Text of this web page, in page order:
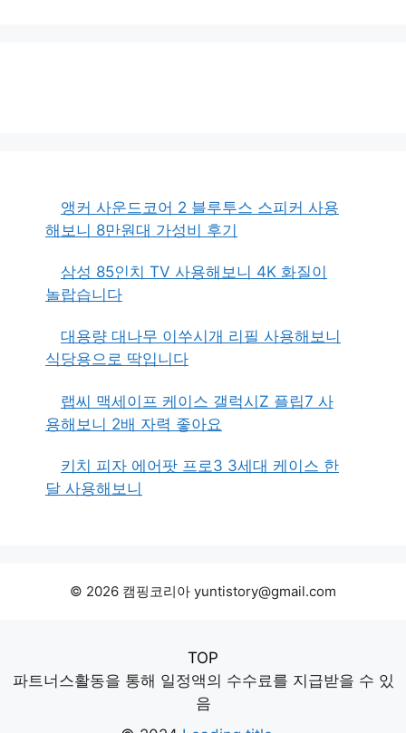
앵커 사운드코어 2 블루투스 스피커 사용
해보니 8만원대 가성비 후기
삼성 85인치 TV 사용해보니 4K 화질이
놀랍습니다
대용량 대나무 이쑤시개 리필 사용해보니
식당용으로 딱입니다
랩씨 맥세이프 케이스 갤럭시Z 플립7 사
용해보니 2배 자력 좋아요
키치 피자 에어팟 프로3 3세대 케이스 한
달 사용해보니
© 2026 캠핑코리아 yuntistory@gmail.com
TOP
파트너스활동을 통해 일정액의 수수료를 지급받을 수 있
음